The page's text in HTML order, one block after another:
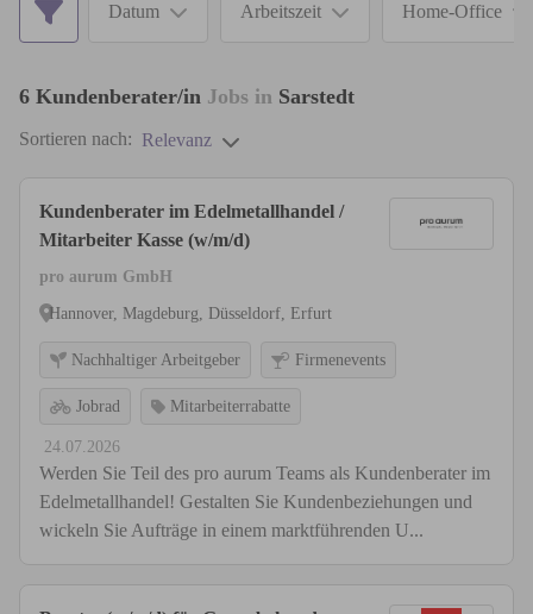
Datum Arbeitszeit Home-Office
6 Kundenberater/in Jobs in Sarstedt
Sortieren nach: Relevanz
Kundenberater im Edelmetallhandel /
Mitarbeiter Kasse (w/m/d)
pro aurum GmbH
Hannover, Magdeburg, Düsseldorf, Erfurt
Nachhaltiger Arbeitgeber Firmenevents
Jobrad Mitarbeiterrabatte
24.07.2026
Werden Sie Teil des pro aurum Teams als Kundenberater im
Edelmetallhandel! Gestalten Sie Kundenbeziehungen und
wickeln Sie Aufträge in einem marktführenden U...